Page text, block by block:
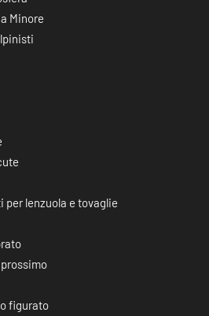
Minore
lenzuola e tovaglie
figurato